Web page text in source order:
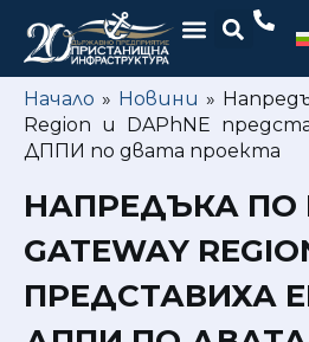
Начало » Новини »
Region и DAPhNE
ДППИ по двата проекта
НАПРЕДЪКА ПО
GATEWAY
ПРЕДСТАВИХА